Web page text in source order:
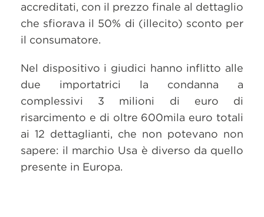
accreditati, con il prezzo finale al dettaglio
che sfiorava il 50% di (illecito) sconto per
il consumatore.
Nel dispositivo i giudici hanno inflitto alle
due importatrici la condanna a
complessivi 3 milioni di euro di
risarcimento e di oltre 600mila euro totali
ai 12 dettaglianti, che non potevano non
sapere: il marchio Usa è diverso da quello
presente in Europa.